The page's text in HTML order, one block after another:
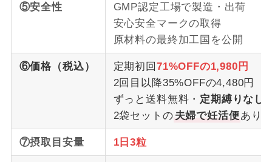
⑤安全性
GMP認定工場で製造・出荷
安心安全マークの取得
原材料の最終加工国を公開
⑥価格（税込） 定期初回 71%OFFの1,980円
2回目以降35%OFFの4,480円
ずっと送料無料・ 定期縛りなし
2袋セットの 夫婦で妊活便あり
⑦摂取目安量 1日3粒